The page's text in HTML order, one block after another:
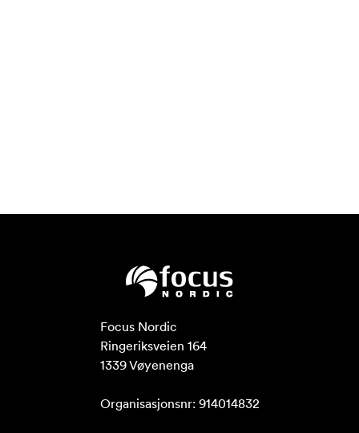
Focus Nordic
Ringeriksveien 164
1339 Vøyenenga
Organisasjonsnr: 914014832